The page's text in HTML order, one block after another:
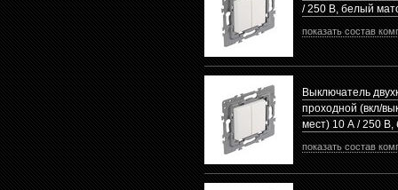
/ 250 В, белый
показать состав
Выключатель
проходной (вкл/
мест) 10 А / 250
показать состав